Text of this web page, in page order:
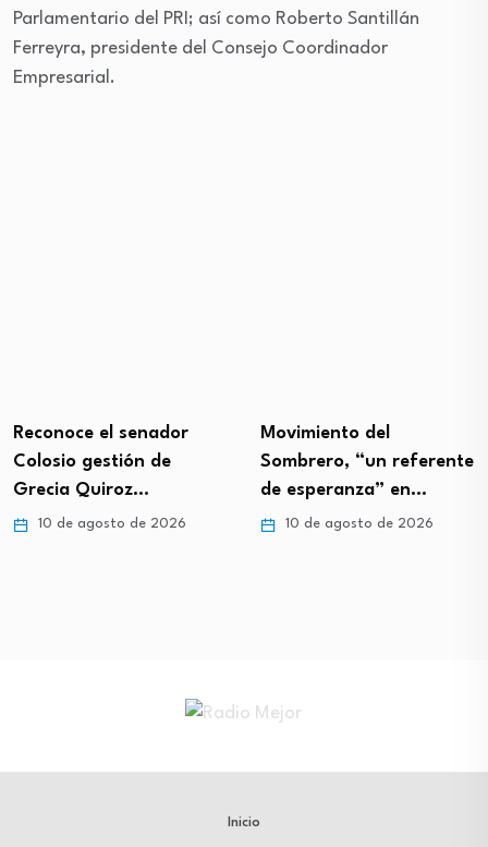
Parlamentario del PRI; así como Roberto Santillán
Ferreyra, presidente del Consejo Coordinador
Empresarial.
Reconoce el senador
Colosio gestión de
Grecia Quiroz…
10 de agosto de 2026
Movimiento del
Sombrero, “un referente
de esperanza” en…
10 de agosto de 2026
Inicio